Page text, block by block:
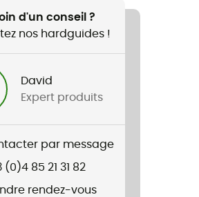
d'un conseil ?
nos hardguides !
David
Expert produits
par message
(0)4 85 21 31 82
rendez-vous